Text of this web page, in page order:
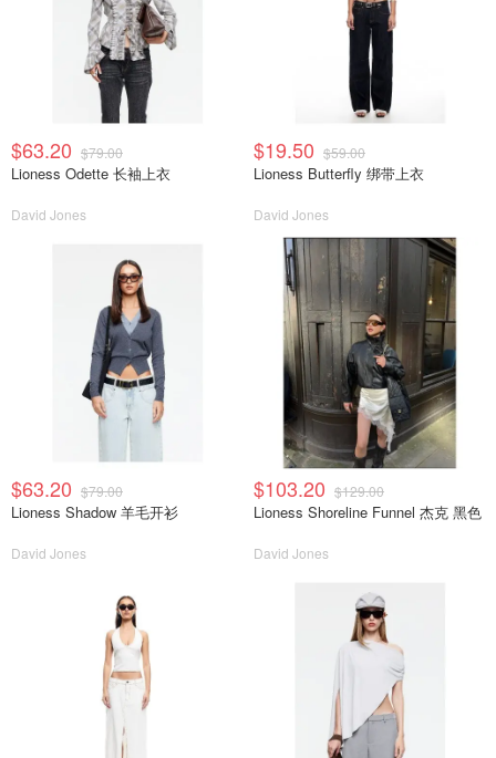
$63.20 $79.00
Lioness Odette 长袖上衣
David Jones
$19.50 $59.00
Lioness Butterfly 绑带上衣
David Jones
$63.20 $79.00
Lioness Shadow 羊毛开衫
David Jones
$103.20 $129.00
Lioness Shoreline Funnel 杰克 黑色
David Jones